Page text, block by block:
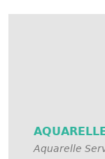
Aquarelle